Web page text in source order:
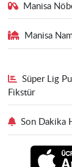
Manisa
Manisa
Süper Lig
Fikstür
Son Dakika